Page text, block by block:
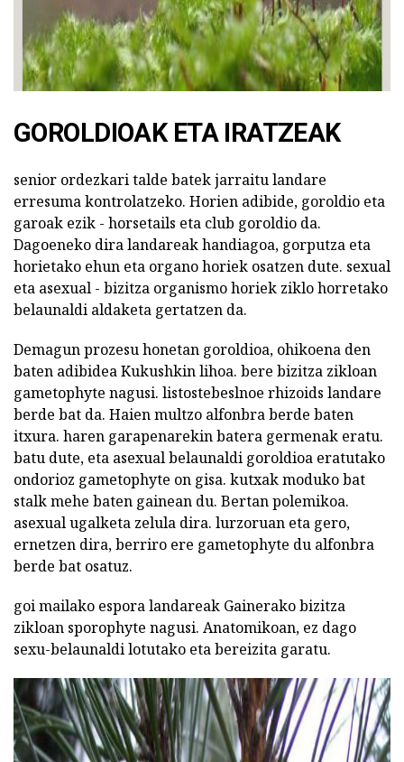
GOROLDIOAK ETA IRATZEAK
senior ordezkari talde batek jarraitu landare
erresuma kontrolatzeko. Horien adibide, goroldio eta
garoak ezik - horsetails eta club goroldio da.
Dagoeneko dira landareak handiagoa, gorputza eta
horietako ehun eta organo horiek osatzen dute. sexual
eta asexual - bizitza organismo horiek ziklo horretako
belaunaldi aldaketa gertatzen da.
Demagun prozesu honetan goroldioa, ohikoena den
baten adibidea Kukushkin lihoa. bere bizitza zikloan
gametophyte nagusi. listostebeslnoe rhizoids landare
berde bat da. Haien multzo alfonbra berde baten
itxura. haren garapenarekin batera germenak eratu.
batu dute, eta asexual belaunaldi goroldioa eratutako
ondorioz gametophyte on gisa. kutxak moduko bat
stalk mehe baten gainean du. Bertan polemikoa.
asexual ugalketa zelula dira. lurzoruan eta gero,
ernetzen dira, berriro ere gametophyte du alfonbra
berde bat osatuz.
goi mailako espora landareak Gainerako bizitza
zikloan sporophyte nagusi. Anatomikoan, ez dago
sexu-belaunaldi lotutako eta bereizita garatu.